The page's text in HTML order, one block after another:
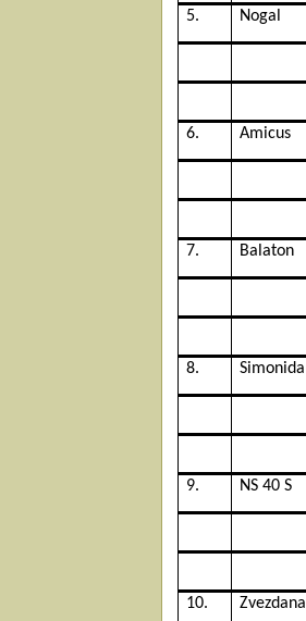
5. Nogal
6. Amicus
7. Balaton
8. Simonida
9. NS 40 S
10. Zvezdana